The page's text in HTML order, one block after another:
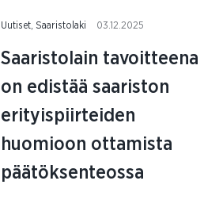
Uutiset, Saaristolaki 03.12.2025
Saaristolain tavoitteena
on edistää saariston
erityispiirteiden
huomioon ottamista
päätöksenteossa